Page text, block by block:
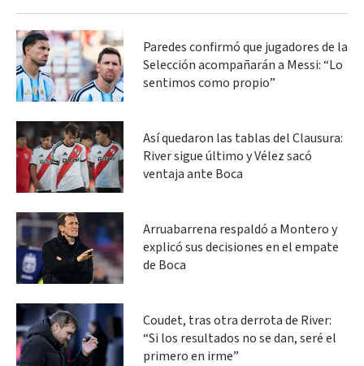
Paredes confirmó que jugadores de la
Selección acompañarán a Messi: “Lo
sentimos como propio”
Así quedaron las tablas del Clausura:
River sigue último y Vélez sacó
ventaja ante Boca
Arruabarrena respaldó a Montero y
explicó sus decisiones en el empate
de Boca
Coudet, tras otra derrota de River:
“Si los resultados no se dan, seré el
primero en irme”